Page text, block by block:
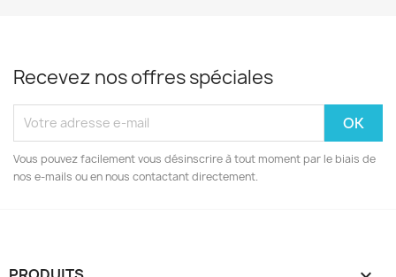
Recevez nos offres spéciales
Vous pouvez facilement vous désinscrire à tout moment par le biais de
nos e-mails ou en nous contactant directement.